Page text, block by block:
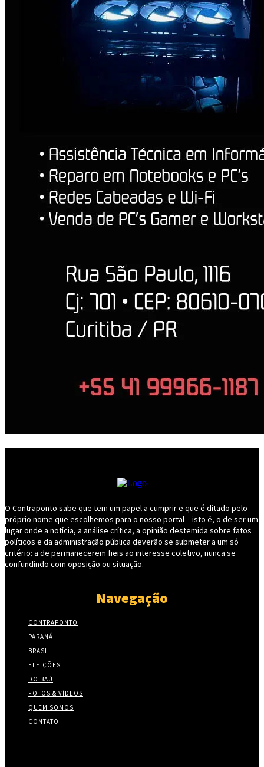
O Contraponto sabe que tem um papel a cumprir e que é ditado pelo
próprio nome que escolhemos para o nosso portal – isto é, o de ser um
lugar onde a notícia, a análise crítica, a opinião destemida sobre fatos
políticos e da administração pública deverão se submeter a um só
critério: a de permanecerem fieis ao interesse coletivo, nunca se
confundindo com oposição ou situação.
Navegação
CONTRAPONTO
PARANÁ
BRASIL
ELEIÇÕES
DO BAÚ
FOTOS & VÍDEOS
QUEM SOMOS
CONTATO